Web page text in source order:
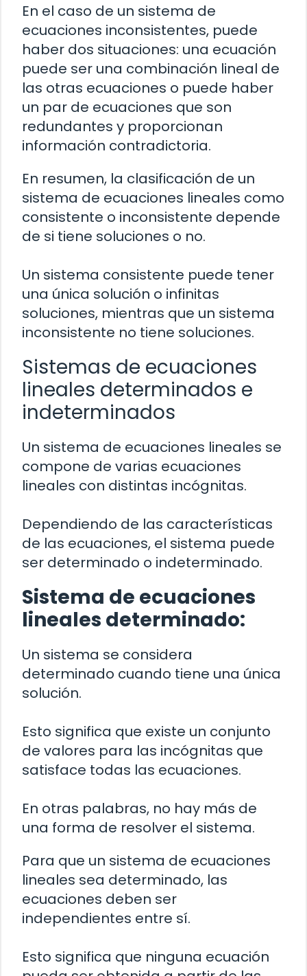
En el caso de un sistema de
ecuaciones inconsistentes, puede
haber dos situaciones: una ecuación
puede ser una combinación lineal de
las otras ecuaciones o puede haber
un par de ecuaciones que son
redundantes y proporcionan
información contradictoria.
En resumen, la clasificación de un
sistema de ecuaciones lineales como
consistente o inconsistente depende
de si tiene soluciones o no.
Un sistema consistente puede tener
una única solución o infinitas
soluciones, mientras que un sistema
inconsistente no tiene soluciones.
Sistemas de ecuaciones
lineales determinados e
indeterminados
Un sistema de ecuaciones lineales se
compone de varias ecuaciones
lineales con distintas incógnitas.
Dependiendo de las características
de las ecuaciones, el sistema puede
ser determinado o indeterminado.
Sistema de ecuaciones
lineales determinado:
Un sistema se considera
determinado cuando tiene una única
solución.
Esto significa que existe un conjunto
de valores para las incógnitas que
satisface todas las ecuaciones.
En otras palabras, no hay más de
una forma de resolver el sistema.
Para que un sistema de ecuaciones
lineales sea determinado, las
ecuaciones deben ser
independientes entre sí.
Esto significa que ninguna ecuación